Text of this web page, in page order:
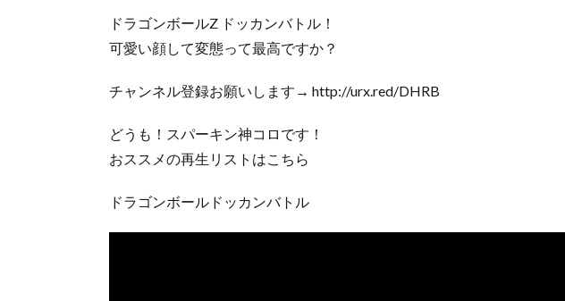
ドラゴンボールZ ドッカンバトル！
可愛い顔して変態って最高ですか？
チャンネル登録お願いします→ http://urx.red/DHRB
どうも！スパーキン神コロです！
おススメの再生リストはこちら
ドラゴンボールドッカンバトル